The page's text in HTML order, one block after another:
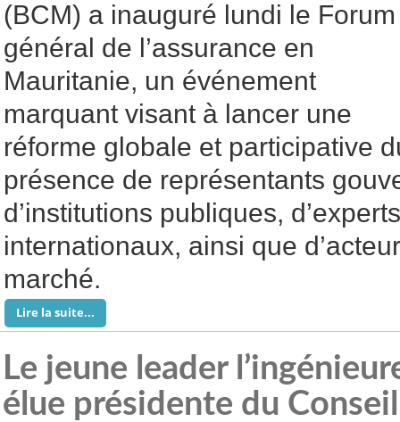
(BCM) a inauguré lundi le Forum
général de l’assurance en
Mauritanie, un événement
marquant visant à lancer une
réforme globale et participative
présence de représentants
d’institutions publiques,
internationaux, ainsi que
marché.
Lire la suite...
Le jeune leader
élue présidente du